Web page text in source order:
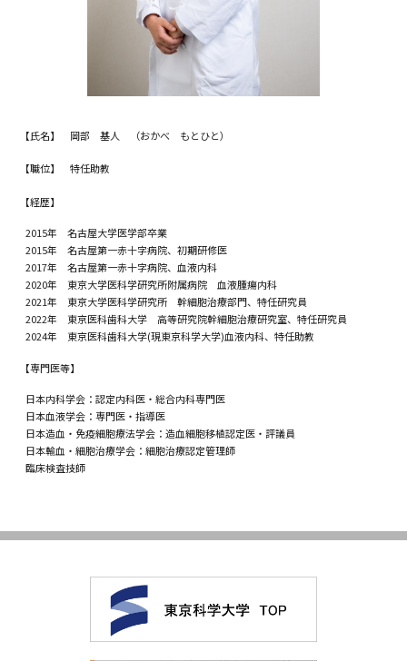
【氏名】 岡部 基人 （おかべ もとひと）
【職位】 特任助教
【経歴】
2015年 名古屋大学医学部卒業
2015年 名古屋第一赤十字病院、初期研修医
2017年 名古屋第一赤十字病院、血液内科
2020年 東京大学医科学研究所附属病院 血液腫瘍内科
2021年 東京大学医科学研究所 幹細胞治療部門、特任研究員
2022年 東京医科歯科大学 高等研究院幹細胞治療研究室、特任研究員
2024年 東京医科歯科大学(現東京科学大学)血液内科、特任助教
【専門医等】
日本内科学会：認定内科医・総合内科専門医
日本血液学会：専門医・指導医
日本造血・免疫細胞療法学会：造血細胞移植認定医・評議員
日本輸血・細胞治療学会：細胞治療認定管理師
臨床検査技師